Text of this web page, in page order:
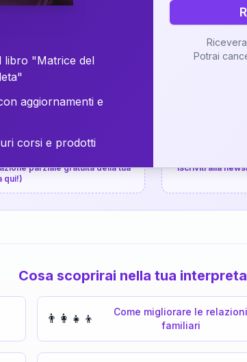
Scopri il Libro
gratuita
parziale gratuita della tua
qui!)
Iscriviti alla
Cosa scoprirai nella tua
👨‍👩‍👧‍👦
Come migliorare le relazioni
familiari
libro "Matrice del
aggiornamenti e
corsi e prodotti
Potrai